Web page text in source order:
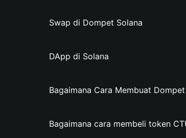
Swap di Dompet Solana
DApp di Solana
Bagaimana Cara Membuat
Bagaimana cara membeli token